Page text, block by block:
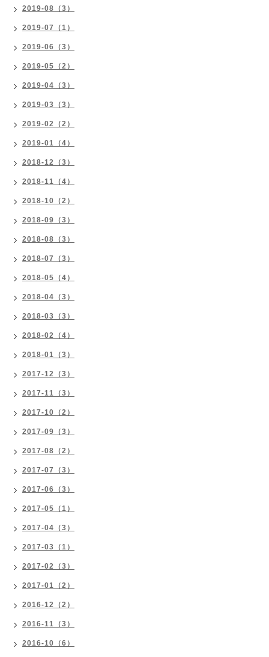
2019-08（3）
2019-07（1）
2019-06（3）
2019-05（2）
2019-04（3）
2019-03（3）
2019-02（2）
2019-01（4）
2018-12（3）
2018-11（4）
2018-10（2）
2018-09（3）
2018-08（3）
2018-07（3）
2018-05（4）
2018-04（3）
2018-03（3）
2018-02（4）
2018-01（3）
2017-12（3）
2017-11（3）
2017-10（2）
2017-09（3）
2017-08（2）
2017-07（3）
2017-06（3）
2017-05（1）
2017-04（3）
2017-03（1）
2017-02（3）
2017-01（2）
2016-12（2）
2016-11（3）
2016-10（6）